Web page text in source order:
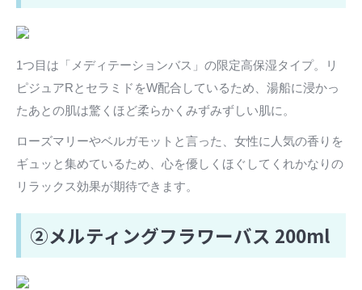
1つ目は「メディテーションバス」の限定高保湿タイプ。リ
ピジュアRとセラミドをW配合しているため、湯船に浸かっ
たあとの肌は驚くほど柔らかくみずみずしい肌に。
ローズマリーやベルガモットと言った、女性に人気の香りを
ギュッと集めているため、心を優しくほぐしてくれかなりの
リラックス効果が期待できます。
②メルティングフラワーバス 200ml